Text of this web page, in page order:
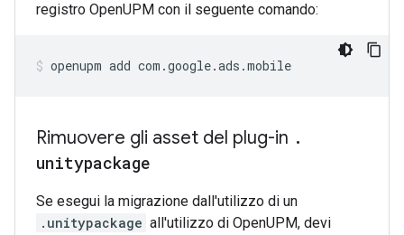
registro OpenUPM con il seguente comando:
openupm add com.google.ads.mobile
Rimuovere gli asset del plug-in .
unitypackage
Se esegui la migrazione dall'utilizzo di un
.unitypackage all'utilizzo di OpenUPM, devi